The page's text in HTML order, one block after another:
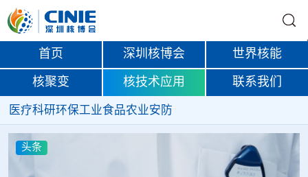
首页 深圳核博会 世界核能
核聚变 核技术应用 联系我们
医疗科研环保工业食品农业安防
头条